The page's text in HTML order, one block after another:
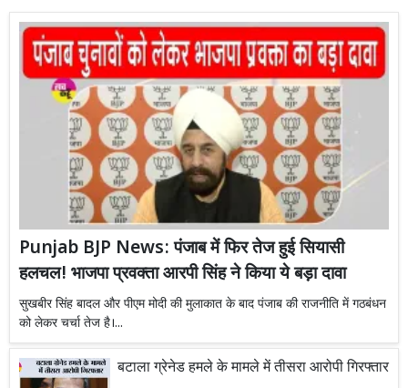
Punjab BJP News: पंजाब में फिर तेज हुई सियासी
हलचल! भाजपा प्रवक्ता आरपी सिंह ने किया ये बड़ा दावा
सुखबीर सिंह बादल और पीएम मोदी की मुलाकात के बाद पंजाब की राजनीति में गठबंधन
को लेकर चर्चा तेज है।...
बटाला ग्रेनेड हमले के मामले में तीसरा आरोपी गिरफ्तार